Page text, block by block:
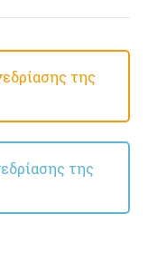
της
της